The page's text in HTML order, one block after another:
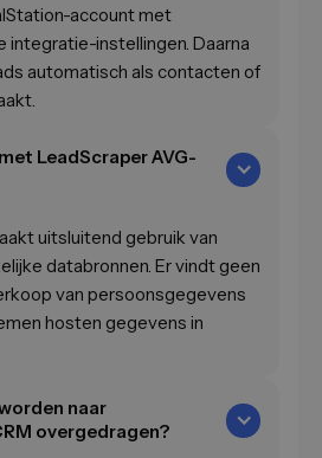
account met
integratie-instellingen. Daarna
automatisch als contacten of
LeadScraper AVG-
uitsluitend gebruik van
databronnen. Er vindt geen
van persoonsgegevens
hosten gegevens in
naar
overgedragen?